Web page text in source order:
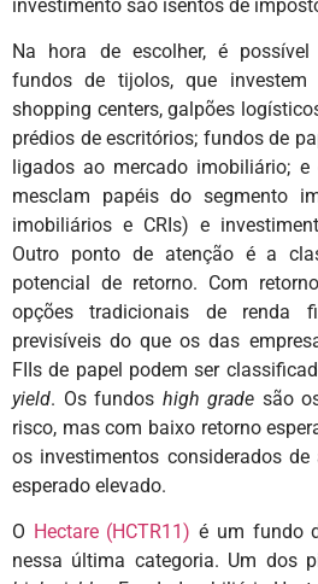
investimento são isentos de
Na hora de escolher, é
fundos de tijolos, que
shopping centers, galpões
prédios de escritórios; fundos de
ligados ao mercado imobiliário;
mesclam papéis do segmento
imobiliários e CRIs) e
Outro ponto de atenção é a
potencial de retorno. Com
opções tradicionais de renda
previsíveis do que os das
FIIs de papel podem ser
yield. Os fundos high grade são
risco, mas com baixo retorno
os investimentos considerados
esperado elevado.
O Hectare (HCTR11) é um fundo
nessa última categoria. Um dos